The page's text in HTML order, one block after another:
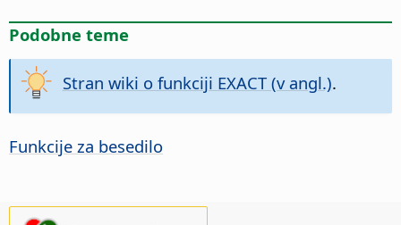
Podobne teme
Stran wiki o funkciji EXACT (v angl.).
Funkcije za besedilo